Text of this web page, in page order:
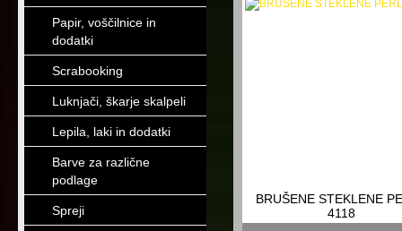
Papir, voščilnice in
dodatki
Scrabooking
Luknjači, škarje skalpeli
Lepila, laki in dodatki
Barve za različne
podlage
Spreji
BRUŠENE STEKLENE
4118